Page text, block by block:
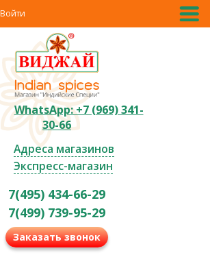
Войти
WhatsApp: +7 (969) 341-
30-66
Адреса магазинов
Экспресс-магазин
7(495) 434-66-29
7(499) 739-95-29
Заказать звонок